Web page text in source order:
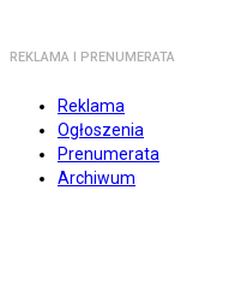
REKLAMA I PRENUMERATA
Reklama
Ogłoszenia
Prenumerata
Archiwum